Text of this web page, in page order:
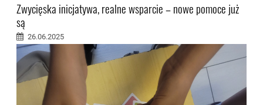
Zwycięska inicjatywa, realne wsparcie – nowe pomoce już
są
26.06.2025